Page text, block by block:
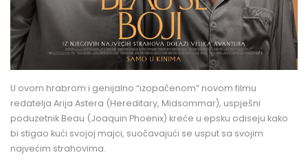
U ovom hrabrom i genijalno “izopačenom” novom filmu
redatelja Arija Astera (Hereditary, Midsommar), uspješni
poduzetnik Beau (Joaquin Phoenix) kreće u epsku odiseju kako
bi stigao kući svojoj majci, suočavajući se usput sa svojim
najvećim strahovima.